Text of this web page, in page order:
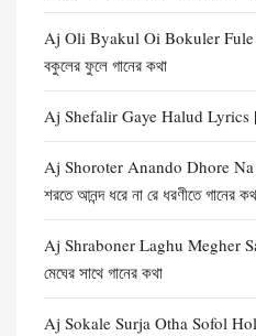
Aj Oli Byakul Oi Bokuler Fule
বকুলের ফুলে গানের কথা
Aj Shefalir Gaye Halud Lyrics |
Aj Shoroter Anando Dhore
শরতে আনন্দ ধরে না রে ধরণীতে গানের
Aj Shraboner Laghu Megher
মেঘের সাথে গানের কথা
Aj Sokale Surja Otha Sofol